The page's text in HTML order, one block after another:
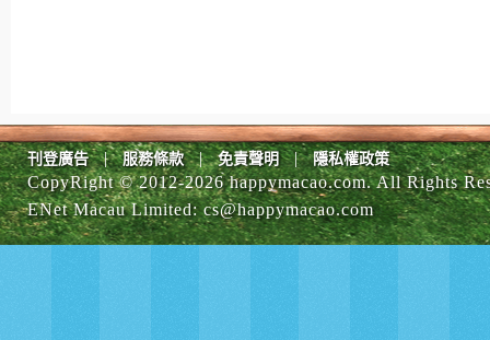
刊登廣告 | 服務條款 | 免責聲明 | 隱私權政策
CopyRight © 2012-2026 happymacao.com. All Rights
ENet Macau Limited:cs@happymacao.com